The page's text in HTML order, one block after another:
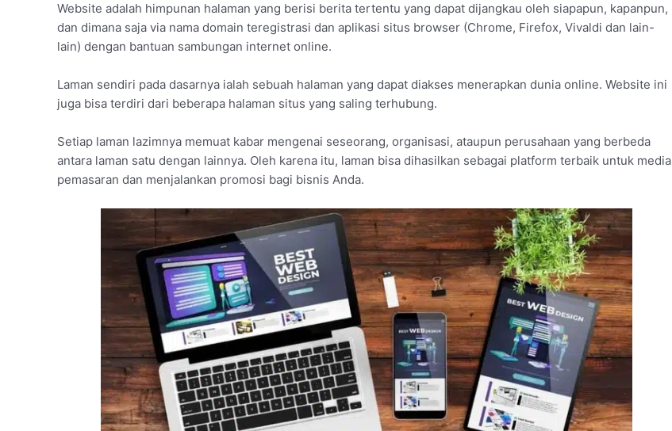
Website adalah himpunan halaman yang berisi berita tertentu yang dapat dijangkau oleh siapapun, kapanpun,
dan dimana saja via nama domain teregistrasi dan aplikasi situs browser (Chrome, Firefox, Vivaldi dan lain-
lain) dengan bantuan sambungan internet online.
Laman sendiri pada dasarnya ialah sebuah halaman yang dapat diakses menerapkan dunia online. Website ini
juga bisa terdiri dari beberapa halaman situs yang saling terhubung.
Setiap laman lazimnya memuat kabar mengenai seseorang, organisasi, ataupun perusahaan yang berbeda
antara laman satu dengan lainnya. Oleh karena itu, laman bisa dihasilkan sebagai platform terbaik untuk media
pemasaran dan menjalankan promosi bagi bisnis Anda.